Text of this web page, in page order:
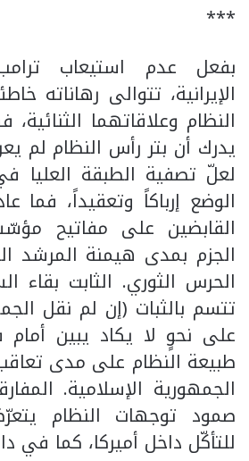
***
بفعل عدم استيعاب
الإيرانية، تتوالى رهاناته
النظام وعلاقاتهما
يدرك أن بتر رأس النظام لم
لعلّ تصفية الطبقة العليا
الوضع إرباكاً وتعقيداً، فما
القابضين على مفاتيح
الجزم بمدى هيمنة المرشد
الحرس الثوري. الثابت بقاء
تتسم بالثبات (إن لم نقل
على نحوٍ لا يكاد يبين أمام
طبيعة النظام على مدى
الجمهورية الإسلامية.
صمود توجهات النظام
للتأكّل داخل أميركا، كما في